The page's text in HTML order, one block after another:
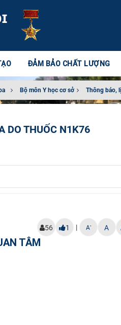
ĐẢM BẢO CHẤT LƯỢNG
Bộ môn Y học cơ sở​ Thông báo,
DO THUỐC N1K76
56 1 | A- A
TÂM